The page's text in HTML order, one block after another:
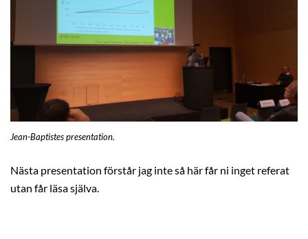
Jean-Baptistes presentation.
Nästa presentation förstår jag inte så här får ni inget referat
utan får läsa själva.